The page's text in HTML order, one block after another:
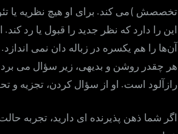
تخصصش ) می کند. برای او هیچ نظریه
این را دارد که نظر جدید را قبول یا رد کند.
آن‌ها را هم یکسره در زباله دان نمی اندازد.
هر چقدر روشن و بدیهی، زیر سؤال می برد
رازآلود است. او از سؤال کردن، تجزیه و
اگر شما ذهن پذیرنده ای دارید، تجربه